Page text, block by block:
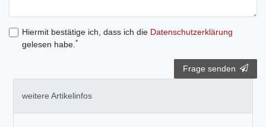
Hiermit bestätige ich, dass ich die Daten­schutz­erklärung
gelesen habe. *
Frage senden
weitere Artikelinfos